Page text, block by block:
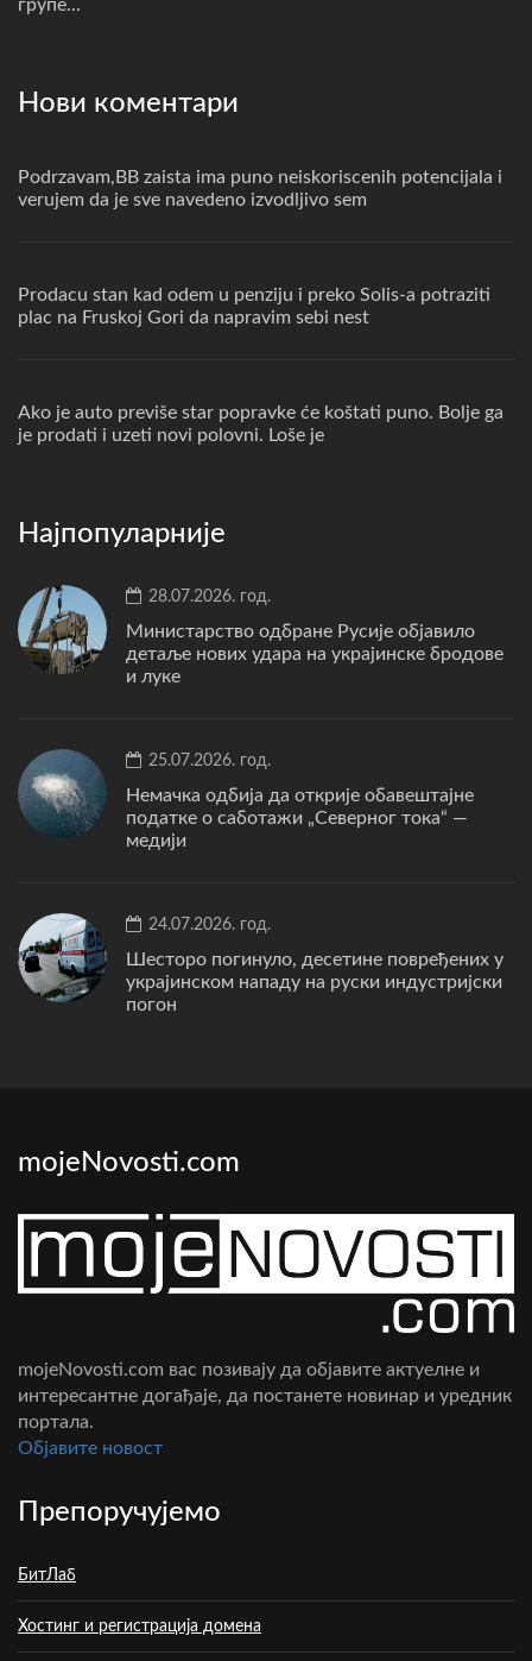
групе...
Нови коментари
Podrzavam,BB zaista ima puno neiskoriscenih potencijala i
verujem da je sve navedeno izvodljivo sem
Prodacu stan kad odem u penziju i preko Solis-a potraziti
plac na Fruskoj Gori da napravim sebi nest
Ako je auto previše star popravke će koštati puno. Bolje ga
je prodati i uzeti novi polovni. Loše je
Најпопуларније
28.07.2026. год.
Министарство одбране Русије објавило
детаље нових удара на украјинске бродове
и луке
25.07.2026. год.
Немачка одбија да открије обавештајне
податке о саботажи „Северног тока“ —
медији
24.07.2026. год.
Шесторо погинуло, десетине повређених у
украјинском нападу на руски индустријски
погон
mojeNovosti.com
mojeNovosti.com вас позивају да објавите актуелне и
интересантне догађаје, да постанете новинар и уредник
портала.
Oбјавите новост
Препоручујемо
БитЛаб
Хостинг и регистрација домена